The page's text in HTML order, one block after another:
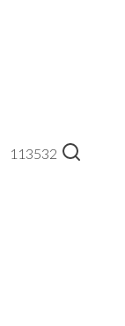
113532